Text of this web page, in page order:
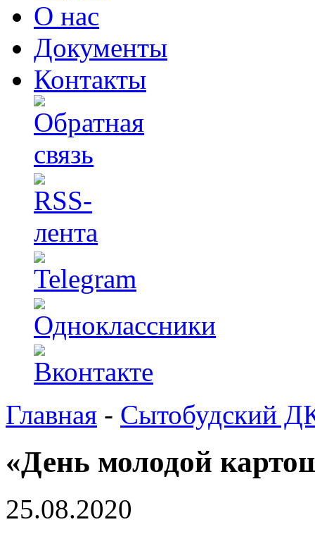
О нас
Документы
Контакты
Главная - Сытобудский
«День молодой
25.08.2020